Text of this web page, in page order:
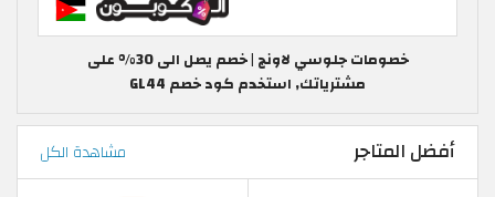
خصومات جلوسي لاونج | خصم يصل الى 30% على
مشترياتك, استخدم كود خصم GL44
أفضل المتاجر مشاهدة الكل